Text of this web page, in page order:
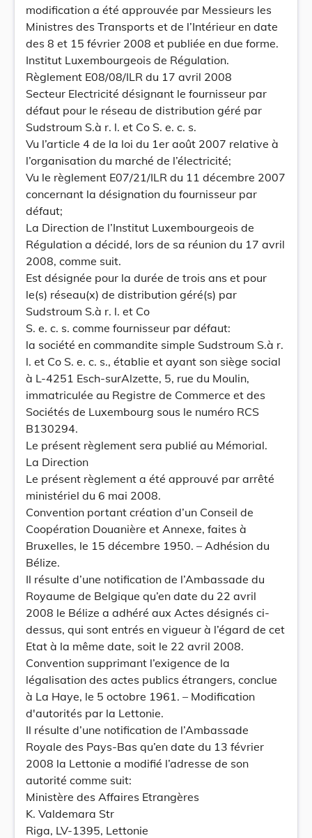
modification a été approuvée par Messieurs les
Ministres des Transports et de l’Intérieur en date
des 8 et 15 février 2008 et publiée en due forme.
Institut Luxembourgeois de Régulation.
Règlement E08/08/ILR du 17 avril 2008
Secteur Electricité désignant le fournisseur par
défaut pour le réseau de distribution géré par
Sudstroum S.à r. l. et Co S. e. c. s.
Vu l’article 4 de la loi du 1er août 2007 relative à
l’organisation du marché de l’électricité;
Vu le règlement E07/21/ILR du 11 décembre 2007
concernant la désignation du fournisseur par
défaut;
La Direction de l’Institut Luxembourgeois de
Régulation a décidé, lors de sa réunion du 17 avril
2008, comme suit.
Est désignée pour la durée de trois ans et pour
le(s) réseau(x) de distribution géré(s) par
Sudstroum S.à r. l. et Co
S. e. c. s. comme fournisseur par défaut:
la société en commandite simple Sudstroum S.à r.
l. et Co S. e. c. s., établie et ayant son siège social
à L-4251 Esch-surAlzette, 5, rue du Moulin,
immatriculée au Registre de Commerce et des
Sociétés de Luxembourg sous le numéro RCS
B130294.
Le présent règlement sera publié au Mémorial.
La Direction
Le présent règlement a été approuvé par arrêté
ministériel du 6 mai 2008.
Convention portant création d’un Conseil de
Coopération Douanière et Annexe, faites à
Bruxelles, le 15 décembre 1950. – Adhésion du
Bélize.
Il résulte d’une notification de l’Ambassade du
Royaume de Belgique qu’en date du 22 avril
2008 le Bélize a adhéré aux Actes désignés ci-
dessus, qui sont entrés en vigueur à l’égard de cet
Etat à la même date, soit le 22 avril 2008.
Convention supprimant l’exigence de la
légalisation des actes publics étrangers, conclue
à La Haye, le 5 octobre 1961. – Modification
d'autorités par la Lettonie.
Il résulte d’une notification de l’Ambassade
Royale des Pays-Bas qu’en date du 13 février
2008 la Lettonie a modifié l’adresse de son
autorité comme suit:
Ministère des Affaires Etrangères
K. Valdemara Str
Riga, LV-1395, Lettonie